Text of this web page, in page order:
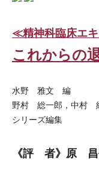
≪精神科臨床エ
これからの
水野 雅文 編
野村 総一郎，中村
シリーズ編集
《評 者》原